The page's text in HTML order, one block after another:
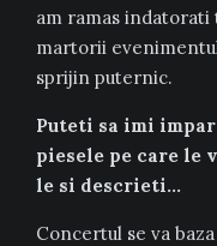
am ramas
martorii
sprijin puternic.
Puteti sa imi
piesele pe care le
le si descrieti…
Concertul se va